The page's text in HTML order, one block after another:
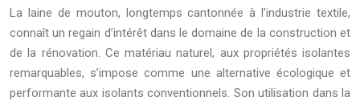
La laine de mouton, longtemps cantonnée à l’industrie textile,
connaît un regain d’intérêt dans le domaine de la construction et
de la rénovation. Ce matériau naturel, aux propriétés isolantes
remarquables, s’impose comme une alternative écologique et
performante aux isolants conventionnels. Son utilisation dans la